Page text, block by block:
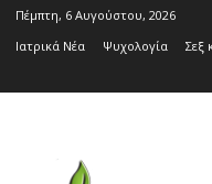
Πέμπτη, 6 Αυγούστου, 2026
Ιατρικά Νέα
Ψυχολογία Σεξ